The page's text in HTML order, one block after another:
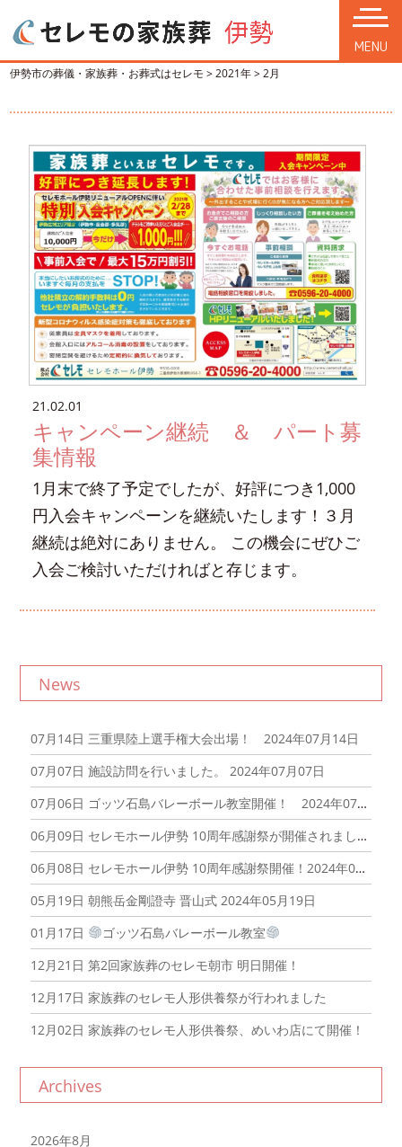
MENU
伊勢市の葬儀・家族葬・お葬式はセレモ >2021年>2月
21.02.01
キャンペーン継続 ＆ パート募
集情報
1月末で終了予定でしたが、好評につき1,000
円入会キャンペーンを継続いたします！３月
継続は絶対にありません。 この機会にぜひご
入会ご検討いただければと存じます。
News
07月14日 三重県陸上選手権大会出場！ 2024年07月14日
07月07日 施設訪問を行いました。 2024年07月07日
07月06日 ゴッツ石島バレーボール教室開催！ 2024年07月06日
06月09日 セレモホール伊勢 10周年感謝祭が開催されました！2024年06月09日
06月08日 セレモホール伊勢 10周年感謝祭開催！2024年06月08日
05月19日 朝熊岳金剛證寺 晋山式 2024年05月19日
01月17日
ゴッツ石島バレーボール教室
12月21日 第2回家族葬のセレモ朝市 明日開催！
12月17日 家族葬のセレモ人形供養祭が行われました
12月02日 家族葬のセレモ人形供養祭、めいわ店にて開催！
Archives
2026年8月